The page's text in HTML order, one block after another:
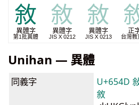
敘
異體字
第1批異體
敘
異體字
JIS X 0212
敘
異體字
JIS X 0213
正
台灣教
Unihan — 異體
同義字 U+654D
敘